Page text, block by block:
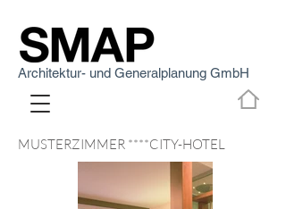
Architektur- und Generalplanung GmbH
MUSTERZIMMER ****CITY-HOTEL